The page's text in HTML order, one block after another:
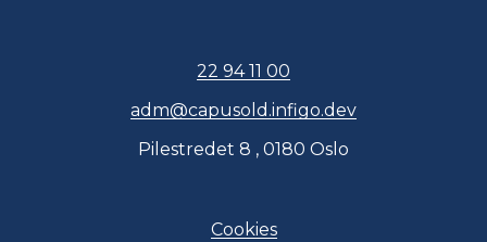
22 94 11 00
adm@capusold.infigo.dev
Pilestredet 8 , 0180 Oslo
Cookies